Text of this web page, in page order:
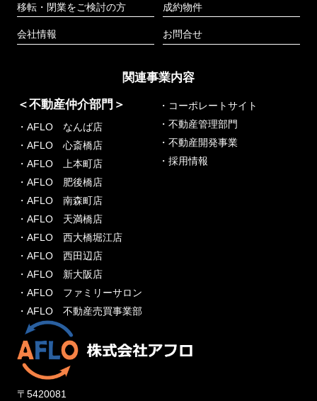
移転・閉業をご検討の方
会社情報
成約物件
お問合せ
関連事業内容
＜不動産仲介部門＞
・AFLO なんば店
・AFLO 心斎橋店
・AFLO 上本町店
・AFLO 肥後橋店
・AFLO 南森町店
・AFLO 天満橋店
・AFLO 西大橋堀江店
・AFLO 西田辺店
・AFLO 新大阪店
・AFLO ファミリーサロン
・AFLO 不動産売買事業部
・コーポレートサイト
・不動産管理部門
・不動産開発事業
・採用情報
〒5420081